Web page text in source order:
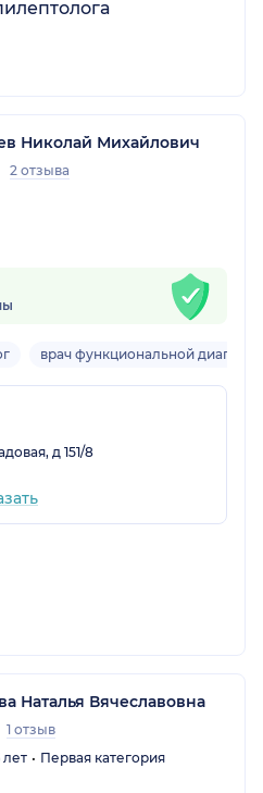
Николай Михайлович
2 отзыва
врач функциональной
д 151/8
Наталья Вячеславовна
1 отзыв
лет
Первая категория